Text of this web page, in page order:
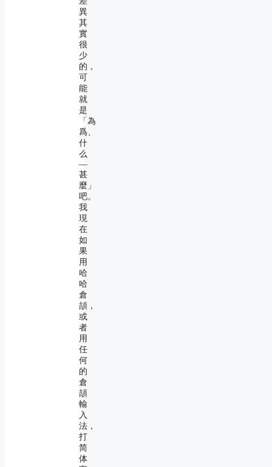
異
其
實
很
少
的，
可
能
就
是
「為
爲、
什
么
―
甚
麼」
吧。
我
現
在
如
果
用
哈
哈
倉
頡，
或
者
用
任
何
的
倉
頡
輸
入
法，
打
简
体